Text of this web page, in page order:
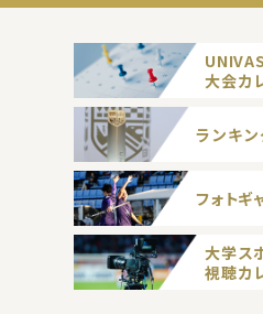
大会カ
ランキン
フォトギ
大学ス
視聴カ